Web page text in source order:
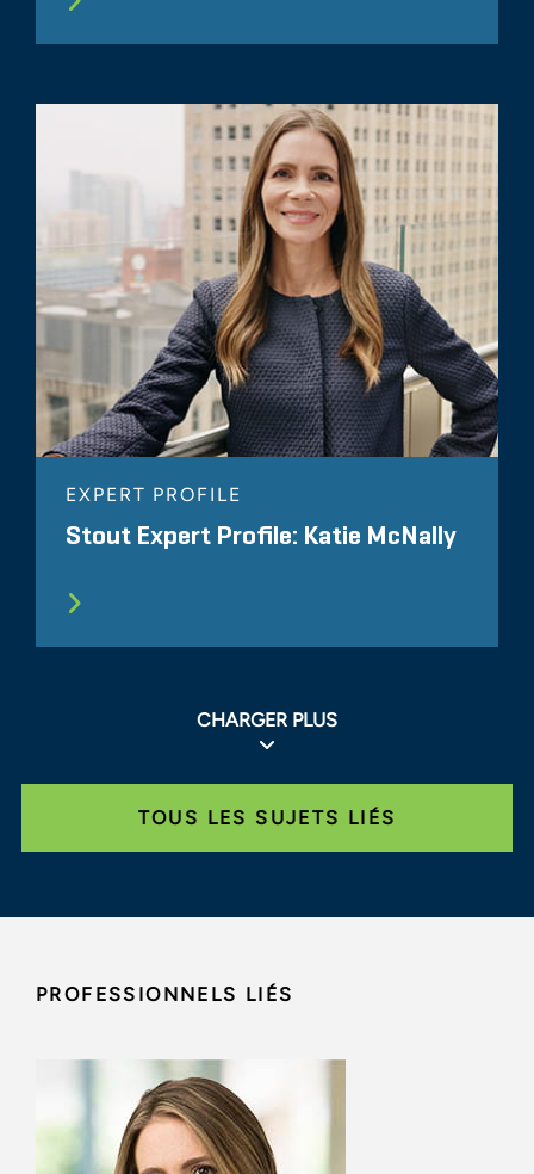
EXPERT PROFILE
Stout Expert Profile: Katie McNally
CHARGER PLUS
TOUS LES SUJETS LIÉS
PROFESSIONNELS LIÉS